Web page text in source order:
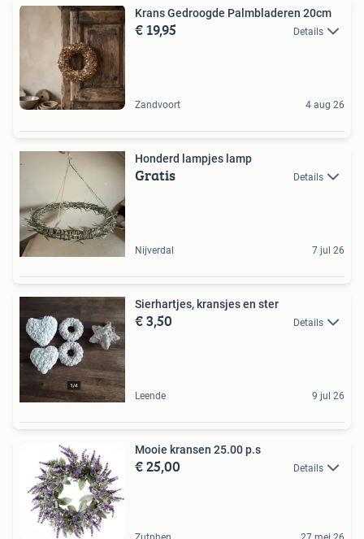
Krans Gedroogde Palmbladeren 20cm
€ 19,95 Details
Zandvoort 4 aug 26
Honderd lampjes lamp
Gratis Details
Nijverdal 7 jul 26
Sierhartjes, kransjes en ster
€ 3,50 Details
Leende 9 jul 26
Mooie kransen 25.00 p.s
€ 25,00 Details